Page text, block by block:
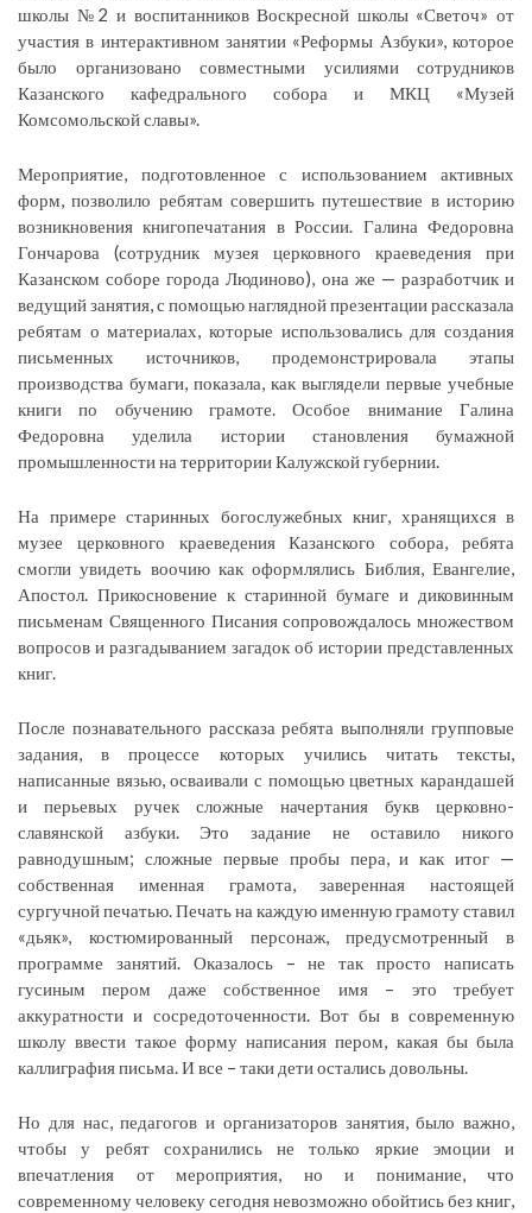
школы №2 и воспитанников Воскресной школы «Светоч» от
участия в интерактивном занятии «Реформы Азбуки», которое
было организовано совместными усилиями сотрудников
Казанского кафедрального собора и МКЦ «Музей
Комсомольской славы».
Мероприятие, подготовленное с использованием активных
форм, позволило ребятам совершить путешествие в историю
возникновения книгопечатания в России. Галина Федоровна
Гончарова (сотрудник музея церковного краеведения при
Казанском соборе города Людиново), она же — разработчик и
ведущий занятия, с помощью наглядной презентации рассказала
ребятам о материалах, которые использовались для создания
письменных источников, продемонстрировала этапы
производства бумаги, показала, как выглядели первые учебные
книги по обучению грамоте. Особое внимание Галина
Федоровна уделила истории становления бумажной
промышленности на территории Калужской губернии.
На примере старинных богослужебных книг, хранящихся в
музее церковного краеведения Казанского собора, ребята
смогли увидеть воочию как оформлялись Библия, Евангелие,
Апостол. Прикосновение к старинной бумаге и диковинным
письменам Священного Писания сопровождалось множеством
вопросов и разгадыванием загадок об истории представленных
книг.
После познавательного рассказа ребята выполняли групповые
задания, в процессе которых учились читать тексты,
написанные вязью, осваивали с помощью цветных карандашей
и перьевых ручек сложные начертания букв церковно-
славянской азбуки. Это задание не оставило никого
равнодушным; сложные первые пробы пера, и как итог —
собственная именная грамота, заверенная настоящей
сургучной печатью. Печать на каждую именную грамоту ставил
«дьяк», костюмированный персонаж, предусмотренный в
программе занятий. Оказалось – не так просто написать
гусиным пером даже собственное имя – это требует
аккуратности и сосредоточенности. Вот бы в современную
школу ввести такое форму написания пером, какая бы была
каллиграфия письма. И все – таки дети остались довольны.
Но для нас, педагогов и организаторов занятия, было важно,
чтобы у ребят сохранились не только яркие эмоции и
впечатления от мероприятия, но и понимание, что
современному человеку сегодня невозможно обойтись без книг,